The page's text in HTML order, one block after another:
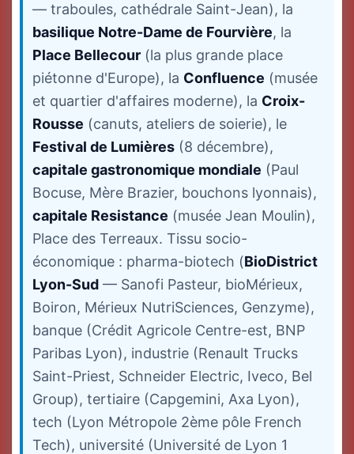
— traboules, cathédrale Saint-Jean), la
basilique Notre-Dame de Fourvière, la
Place Bellecour (la plus grande place
piétonne d'Europe), la Confluence (musée
et quartier d'affaires moderne), la Croix-
Rousse (canuts, ateliers de soierie), le
Festival de Lumières (8 décembre),
capitale gastronomique mondiale (Paul
Bocuse, Mère Brazier, bouchons lyonnais),
capitale Resistance (musée Jean Moulin),
Place des Terreaux. Tissu socio-
économique : pharma-biotech (BioDistrict
Lyon-Sud — Sanofi Pasteur, bioMérieux,
Boiron, Mérieux NutriSciences, Genzyme),
banque (Crédit Agricole Centre-est, BNP
Paribas Lyon), industrie (Renault Trucks
Saint-Priest, Schneider Electric, Iveco, Bel
Group), tertiaire (Capgemini, Axa Lyon),
tech (Lyon Métropole 2ème pôle French
Tech), université (Université de Lyon 1